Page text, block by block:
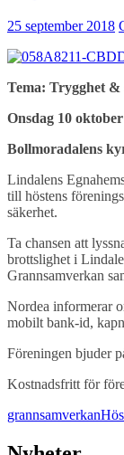
25 september 2018
Tema: Trygghet
Onsdag 10
Bollmoradalens
Lindalens
till höstens
säkerhet.
Ta chansen att
brottslighet i
Grannsamverkan
Nordea informerar
mobilt bank-id,
Föreningen bjuder
Kostnadsfritt för
grannsamverkan